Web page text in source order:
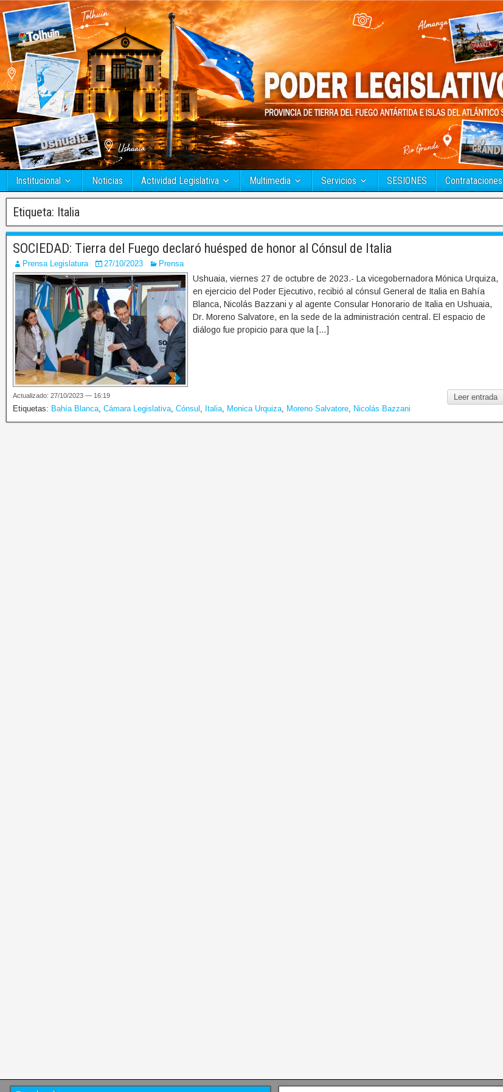
Institucional Noticias Actividad Legislativa Multimedia Servicios SESIONES Contrataciones
Etiqueta: Italia
SOCIEDAD: Tierra del Fuego declaró huésped de honor al Cónsul de Italia
Prensa Legislatura 27/10/2023 Prensa
Ushuaia, viernes 27 de octubre de 2023.- La vicegobernadora Mónica Urquiza,
en ejercicio del Poder Ejecutivo, recibió al cónsul General de Italia en Bahía
Blanca, Nicolás Bazzani y al agente Consular Honorario de Italia en Ushuaia,
Dr. Moreno Salvatore, en la sede de la administración central. El espacio de
diálogo fue propicio para que la […]
Leer entrada
Actualizado: 27/10/2023 — 16:19
Etiquetas: Bahía Blanca, Cámara Legislativa, Cónsul , Italia, Monica Urquiza, Moreno Salvatore, Nicolás Bazzani